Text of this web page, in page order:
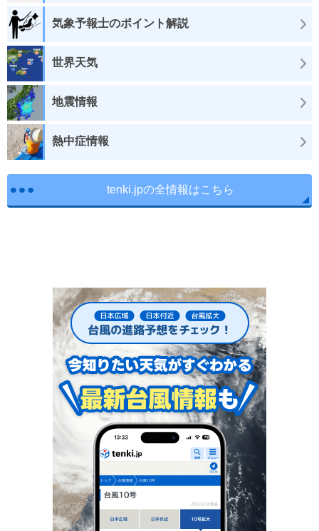
気象予報士のポイント解説
世界天気
地震情報
熱中症情報
tenki.jpの全情報はこちら